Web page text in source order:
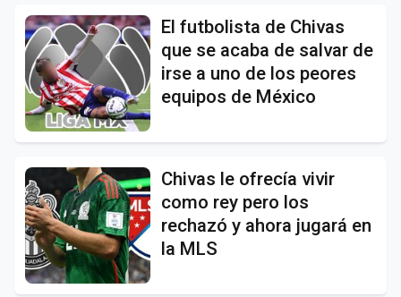
El futbolista de Chivas
que se acaba de salvar de
irse a uno de los peores
equipos de México
Chivas le ofrecía vivir
como rey pero los
rechazó y ahora jugará en
la MLS